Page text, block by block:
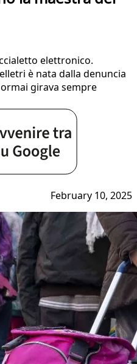
elettronico.
è nata dalla denuncia
girava sempre
February 10, 2025